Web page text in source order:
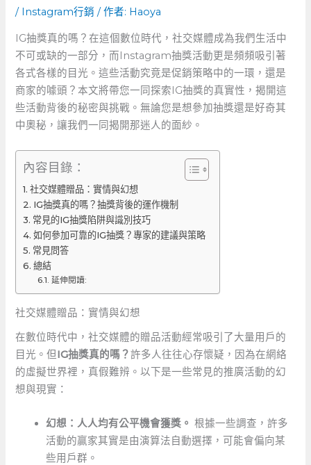
/ Instagram行銷 / 作者: Haoya
IG抽獎真的嗎？在這個數位時代，社交媒體成為我們生活中
不可或缺的一部分，而Instagram抽獎活動更是頻頻吸引著
各式各樣的目光。這些活動究竟是促銷策略中的一環，還是
商家的噱頭？本文將帶您一同探索IG抽獎的真實性，揭開這
些活動背後的秘密與挑戰。無論您是想參加抽獎還是好奇其
中奧秘，讓我們一同揭開那迷人的面紗。
內容目錄：
社交媒體贈品：實情與幻想
IG抽獎真的嗎？抽獎背後的運作機制
常見的IG抽獎陷阱與識別技巧
如何參加可靠的IG抽獎？專家的建議與策略
常見問答
總結
延伸閱讀:
社交媒體贈品：實情與幻想
在數位時代中，社交媒體的贈品活動經常吸引了大量用戶的
目光。但IG抽獎真的嗎？許多人往往心存懷疑，因為在網絡
的虛擬世界裡，真假難辨。以下是一些常見的推廣活動的幻
想與現實：
幻想：人人均有公平機會獲獎。 根據一些調查，許多
活動的贏家其實是由演算法自動選擇，可能會偏向某
些用戶群。